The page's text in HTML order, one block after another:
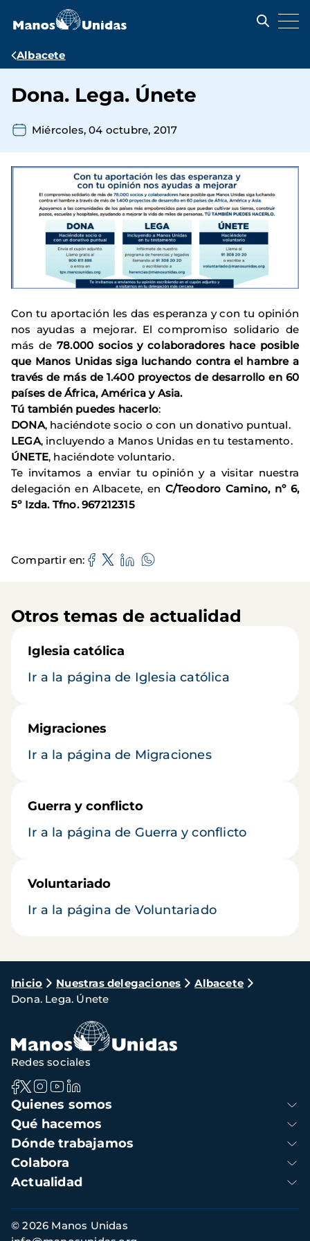
contenido
Ruta
navegación
Albacete
Dona. Lega. Únete
Miércoles, 04 octubre, 2017
Con tu aportación les das esperanza y con tu opinión
nos ayudas a mejorar. El compromiso solidario de
más de78.000 socios y colaboradores hace posible
que Manos Unidas siga luchando contra el hambre a
través de más de 1.400 proyectos de desarrollo en 60
países de África, América y Asia.
Tú también puedes hacerlo:
DONA, haciéndote socio o con un donativo puntual.
LEGA, incluyendo a Manos Unidas en tu testamento.
ÚNETE, haciéndote voluntario.
Te invitamos a enviar tu opinión y a visitar nuestra
delegación en Albacete, en C/Teodoro Camino, nº 6,
5º Izda. Tfno. 967212315
Compartir en
Otros temas de actualidad
Iglesia católica
Ir a la página de Iglesia católica
Migraciones
Ir a la página de Migraciones
Guerra y conflicto
Ir a la página de Guerra y conflicto
Voluntariado
Ir a la página de Voluntariado
Ruta
de
navegación
Inicio Nuestras delegaciones
Albacete
Dona. Lega. Únete
Navegación
principal
Quienes somos
Qué hacemos
Dónde trabajamos
Colabora
Actualidad
Redes sociales
Información
de
© 2026 Manos Unidas